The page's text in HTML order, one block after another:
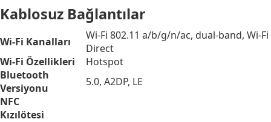
Kablosuz Bağlantılar
Wi-Fi Kanalları
Wi-Fi 802.11 a/b/g/n/ac, dual-band, Wi-Fi
Direct
Wi-Fi Özellikleri
Hotspot
Bluetooth
Versiyonu
5.0, A2DP, LE
NFC
Kızılötesi